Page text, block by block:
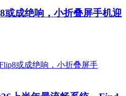
或成绝响，小折叠屏手机迎